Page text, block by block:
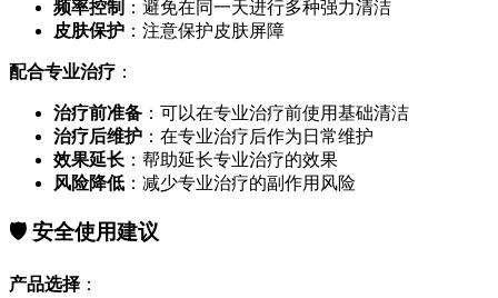
频率控制 ：避免在同一天进行多种强力清洁
皮肤保护 ：注意保护皮肤屏障
配合专业治疗 ：
治疗前准备 ：可以在专业治疗前使用基础清洁
治疗后维护 ：在专业治疗后作为日常维护
效果延长 ：帮助延长专业治疗的效果
风险降低 ：减少专业治疗的副作用风险
🛡️ 安全使用建议
产品选择 ：